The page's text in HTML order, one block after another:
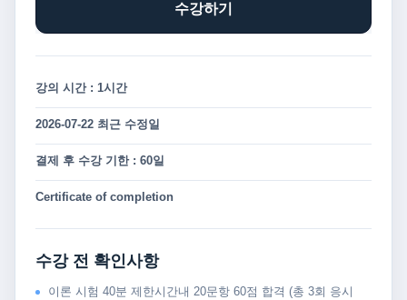
수강하기
강의 시간 : 1시간
2026-07-22 최근 수정일
결제 후 수강 기한 : 60일
Certificate of completion
수강 전 확인사항
이론 시험 40분 제한시간내 20문항 60점 합격 (총 3회 응시